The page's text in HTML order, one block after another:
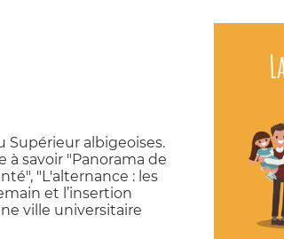
Supérieur albigeoises.
à savoir "Panorama de
"L'alternance : les
et l’insertion
ville universitaire